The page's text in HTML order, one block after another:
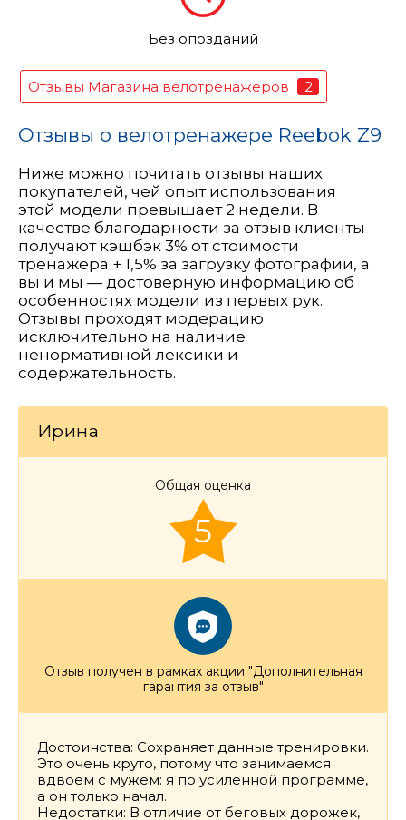
Без опозданий
Отзывы Магазина велотренажеров 2
Отзывы о велотренажере Reebok Z9
Ниже можно почитать отзывы наших
покупателей, чей опыт использования
этой модели превышает 2 недели. В
качестве благодарности за отзыв клиенты
получают кэшбэк 3% от стоимости
тренажера + 1,5% за загрузку фотографии, а
вы и мы — достоверную информацию об
особенностях модели из первых рук.
Отзывы проходят модерацию
исключительно на наличие
ненормативной лексики и
содержательность.
Ирина
Отзыв получен в рамках акции "Дополнительная
гарантия за отзыв"
Общая оценка
5
Достоинства: Сохраняет данные тренировки.
Это очень круто, потому что занимаемся
вдвоем с мужем: я по усиленной программе,
а он только начал.
Недостатки: В отличие от беговых дорожек,